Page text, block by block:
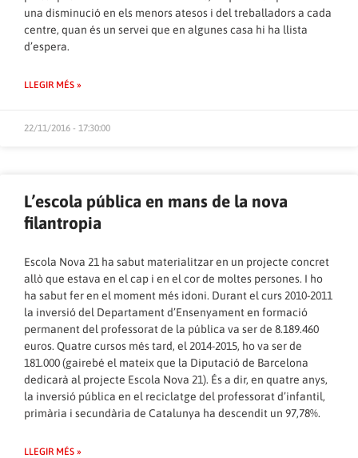
una disminució en els menors atesos i del treballadors a cada
centre, quan és un servei que en algunes casa hi ha llista
d’espera.
LLEGIR MÉS »
22/11/2016 - 17:30:00
L’escola pública en mans de la nova
filantropia
Escola Nova 21 ha sabut materialitzar en un projecte concret
allò que estava en el cap i en el cor de moltes persones. I ho
ha sabut fer en el moment més idoni. Durant el curs 2010-2011
la inversió del Departament d’Ensenyament en formació
permanent del professorat de la pública va ser de 8.189.460
euros. Quatre cursos més tard, el 2014-2015, ho va ser de
181.000 (gairebé el mateix que la Diputació de Barcelona
dedicarà al projecte Escola Nova 21). És a dir, en quatre anys,
la inversió pública en el reciclatge del professorat d’infantil,
primària i secundària de Catalunya ha descendit un 97,78%.
LLEGIR MÉS »